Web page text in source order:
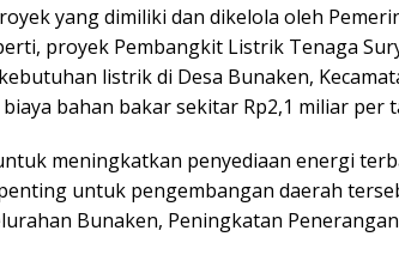
yang dimiliki dan dikelola oleh
proyek Pembangkit Listrik Tenaga
listrik di Desa Bunaken,
bahan bakar sekitar Rp2,1 miliar per
meningkatkan penyediaan energi
untuk pengembangan daerah
Bunaken, Peningkatan Penerangan